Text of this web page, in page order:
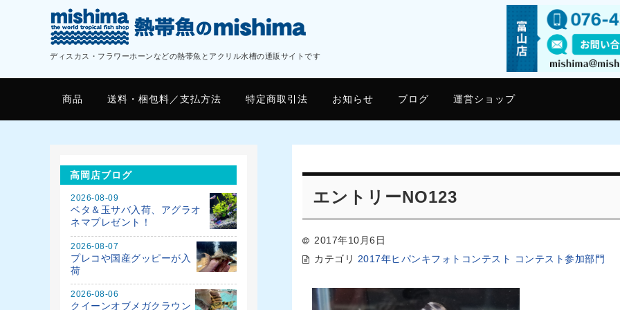
ディスカス・フラワーホーンなどの熱帯魚とアクリル水槽の通販サイトです
商品 送料・梱包料／支払方法 特定商取引法 お知らせ ブログ 運営ショップ
エントリーNO123
2017年10月6日
カテゴリ 2017年ヒパンキフォトコンテスト コンテスト参加部門
高岡店ブログ
2026-08-09
ベタ＆玉サバ入荷、アグラオ
ネマプレゼント！
2026-08-07
プレコや国産グッピーが入
荷
2026-08-06
クイーンオブメガクラウン